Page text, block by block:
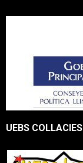
UEBS COLLACIES